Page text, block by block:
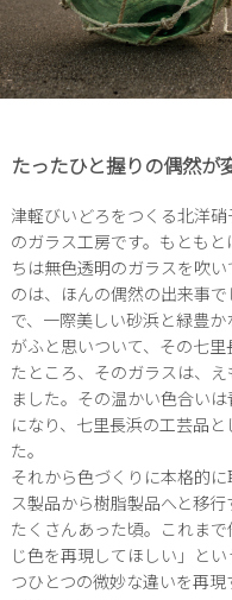
たったひと握りの偶然が
津軽びいどろをつくる北洋
のガラス工房です。もとも
ちは無色透明のガラスを吹
のは、ほんの偶然の出来事
で、一際美しい砂浜と緑豊
がふと思いついて、その七
たところ、そのガラスは、
ました。その温かい色合い
になり、七里長浜の工芸品
た。
それから色づくりに本格的
ス製品から樹脂製品へと移
たくさんあった頃。これま
じ色を再現してほしい」と
つひとつの微妙な違いを再